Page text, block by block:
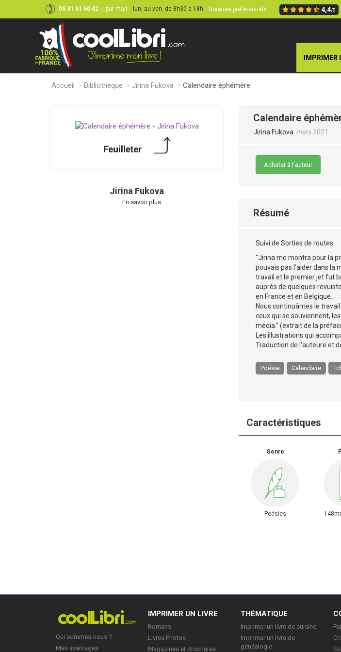
05 31 61 60 42 par mail lun. au ven. de 8h30 à 18h Horaires préférentiels 4,4/5
IMPRIMER
Accueil Bibliothèque Jirina Fukova Calendaire éphémère
Jirina Fukova
En savoir plus
Calendaire
Jirina Fukova mars 2021
Acheter à l’auteur
Résumé
Suivi de Sorties de routes
"Jirina me montra pour la
pouvais pas l’aider dans la
travail et le premier jet fut
auprès de quelques
en France et en Belgique.
Nous continuâmes le
ceux qui se souviennent,
média." (extrait de la
Les illustrations qui
Traduction de l'auteure et
Poésie Calendaire
Caractéristiques
Genre
Poésies
Qui sommes-nous ?
Mes avantages
IMPRIMER UN LIVRE
Romans
Livres Photos
Magazines et Brochures
THÉMATIQUE
Imprimer un livre de cuisine
Imprimer un livre de
généalogie